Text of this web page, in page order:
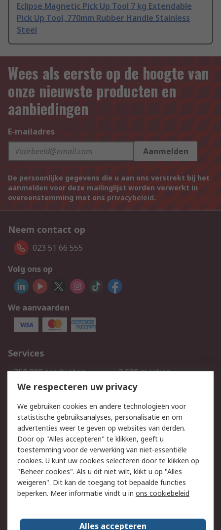
Eclipse Magnetic Pick Up Tool 7 kg Extendable
Pick Up Tool, 770mm Rubber Handle Stainless
Steel
Wees als eerste op de hoogte van
onze nieuwste producten en
aanbiedingen
E-mailadres
Aanmelden
De persoonlijke gegevens die u aan ons verstrekt bij het
aanmelden voor deze mailinglijst worden verwerkt in
overeenstemming met ons privacybeleid.
Neem contact op
023 51 66 555
Volg ons op
We aanvaarden
Services
750.000 producten
2.500 merken
Bestellen
Inkoopoplossingen
Track & Trace
Wettelijk
Cookiebeleid
Email veiligheid
Privacybeleid
Websitevoorwaarden
Algemene
verkoopvoorwaarden
Over RS
We respecteren uw privacy
We gebruiken cookies en andere technologieën voor
statistische gebruiksanalyses, personalisatie en om
advertenties weer te geven op websites van derden.
Door op "Alles accepteren" te klikken, geeft u
toestemming voor de verwerking van niet-essentiële
cookies. U kunt uw cookies selecteren door te klikken op
"Beheer cookies". Als u dit niet wilt, klikt u op "Alles
weigeren". Dit kan de toegang tot bepaalde functies
beperken. Meer informatie vindt u in ons cookiebeleid
Alles accepteren